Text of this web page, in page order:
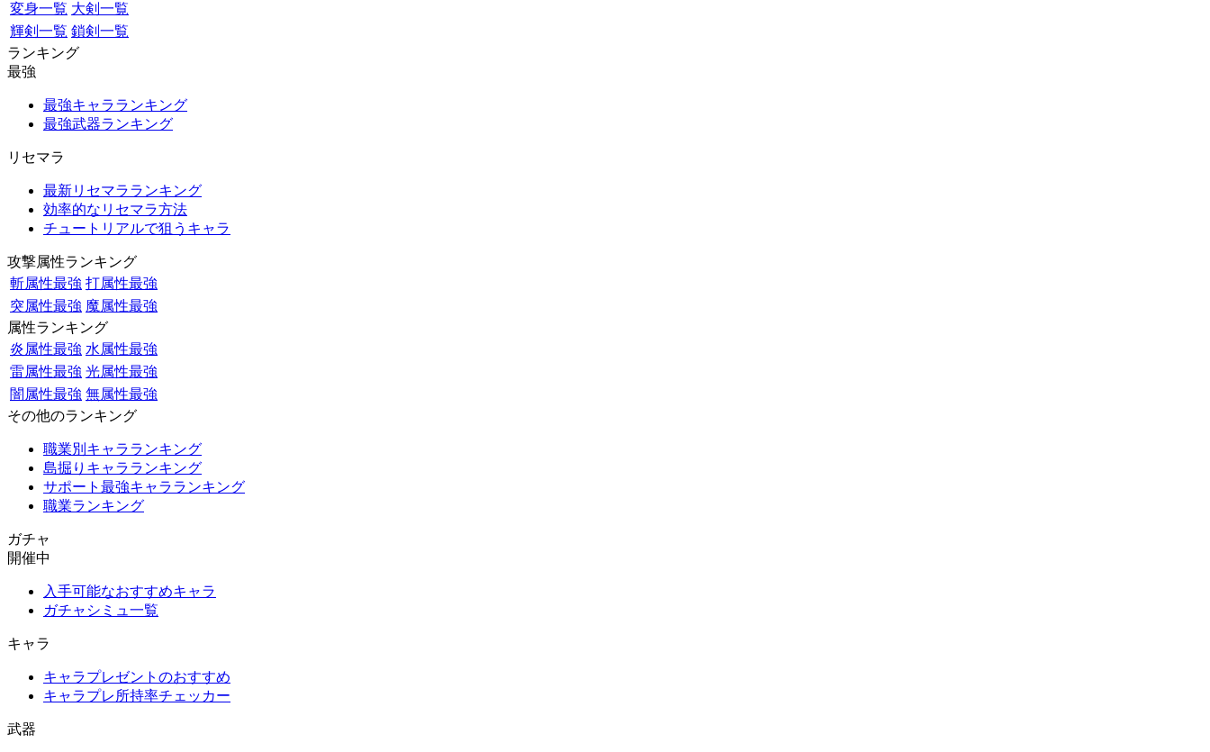
変身一覧 大剣一覧
輝剣一覧 鎖剣一覧
ランキング
最強
最強キャラランキング
最強武器ランキング
リセマラ
最新リセマラランキング
効率的なリセマラ方法
チュートリアルで狙うキャラ
攻撃属性ランキング
斬属性最強 打属性最強
突属性最強 魔属性最強
属性ランキング
炎属性最強 水属性最強
雷属性最強 光属性最強
闇属性最強 無属性最強
その他のランキング
職業別キャラランキング
島掘りキャラランキング
サポート最強キャラランキング
職業ランキング
ガチャ
開催中
入手可能なおすすめキャラ
ガチャシミュ一覧
キャラ
キャラプレゼントのおすすめ
キャラプレ所持率チェッカー
武器